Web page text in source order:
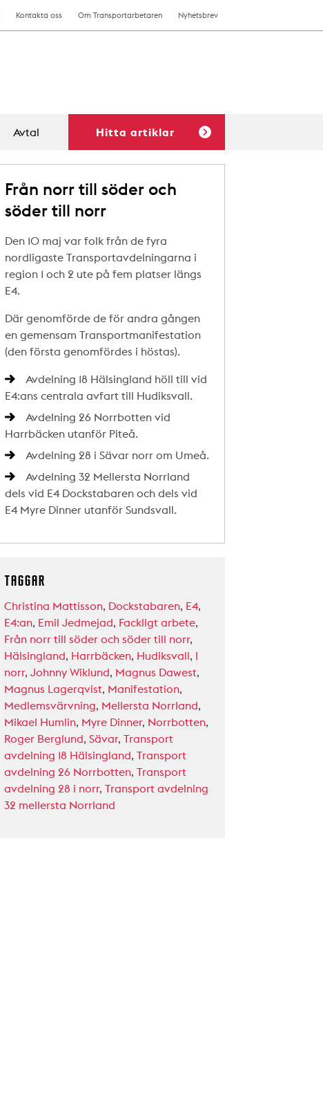
Kontakta oss Om Transportarbetaren Nyhetsbrev
Avtal Hitta artiklar
Från norr till söder och
söder till norr
Den 10 maj var folk från de fyra
nordligaste Transportavdelningarna i
region 1 och 2 ute på fem platser längs
E4.
Där genomförde de för andra gången
en gemensam Transportmanifestation
(den första genomfördes i höstas).
Avdelning 18 Hälsingland höll till vid
E4:ans centrala avfart till Hudiksvall.
Avdelning 26 Norrbotten vid
Harrbäcken utanför Piteå.
Avdelning 28 i Sävar norr om Umeå.
Avdelning 32 Mellersta Norrland
dels vid E4 Dockstabaren och dels vid
E4 Myre Dinner utanför Sundsvall.
TAGGAR
Christina Mattisson, Dockstabaren, E4,
E4:an, Emil Jedmejad, Fackligt arbete,
Från norr till söder och söder till norr,
Hälsingland, Harrbäcken, Hudiksvall, I
norr, Johnny Wiklund, Magnus Dawest,
Magnus Lagerqvist, Manifestation,
Medlemsvärvning, Mellersta Norrland,
Mikael Humlin, Myre Dinner, Norrbotten,
Roger Berglund, Sävar, Transport
avdelning 18 Hälsingland, Transport
avdelning 26 Norrbotten, Transport
avdelning 28 i norr, Transport avdelning
32 mellersta Norrland